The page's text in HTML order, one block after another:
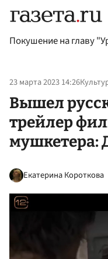
Покушение на главу
23 марта 2023 14:26
Вышел
трейлер
мушкетера:
Екатерина Короткова